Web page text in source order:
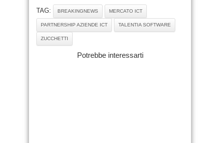
TAG: BREAKINGNEWS MERCATO ICT
PARTNERSHIP AZIENDE ICT TALENTIA SOFTWARE
ZUCCHETTI
Potrebbe interessarti